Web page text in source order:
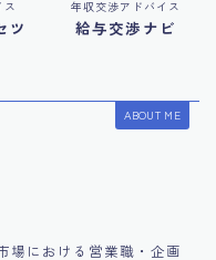
ス
ツ
年収交渉アドバイス
給与交渉ナビ
ABOUT ME
場における営業職・企画